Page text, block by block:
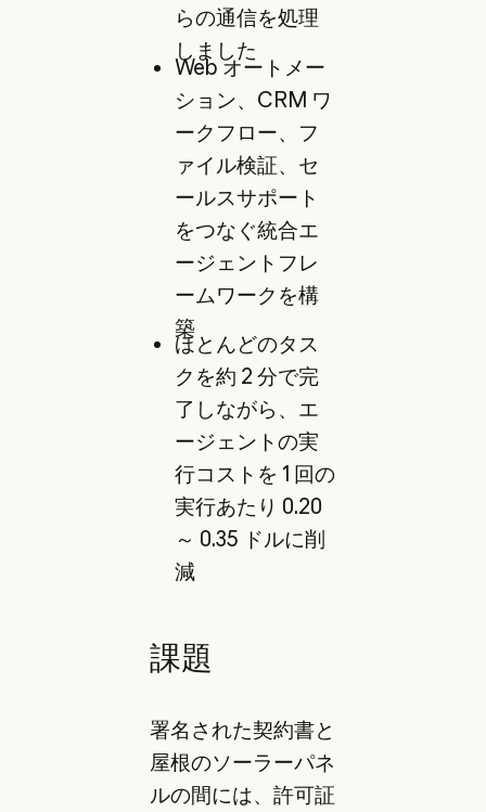
らの通信を処理
しました
Web オートメー
ション、CRM ワ
ークフロー、フ
ァイル検証、セ
ールスサポート
をつなぐ統合エ
ージェントフレ
ームワークを構
築
ほとんどのタス
クを約 2 分で完
了しながら、エ
ージェントの実
行コストを 1 回の
実行あたり 0.20
～ 0.35 ドルに削
減
課題
署名された契約書と
屋根のソーラーパネ
ルの間には、許可証